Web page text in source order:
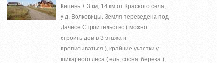
Кипень + 3 км, 14 км от Красного села,
у д. Волковицы. Земля переведена под
Дачное Строительство ( можно
строить дом в 3 этажа и
прописываться ), крайние участки у
шикарного леса ( ель, сосна, береза ),